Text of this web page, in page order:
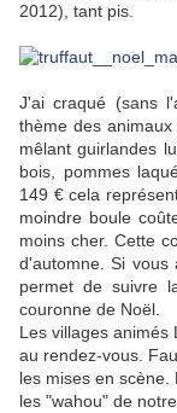
2012), tant pis.
J'ai craqué (sans
thème des
mêlant guirlandes
bois, pommes
149 € cela
moindre boule
moins cher. Cette
d'automne. Si vous
permet de suivre
couronne de Noël.
Les villages animés
au rendez-vous.
les mises en
les "wahou" de